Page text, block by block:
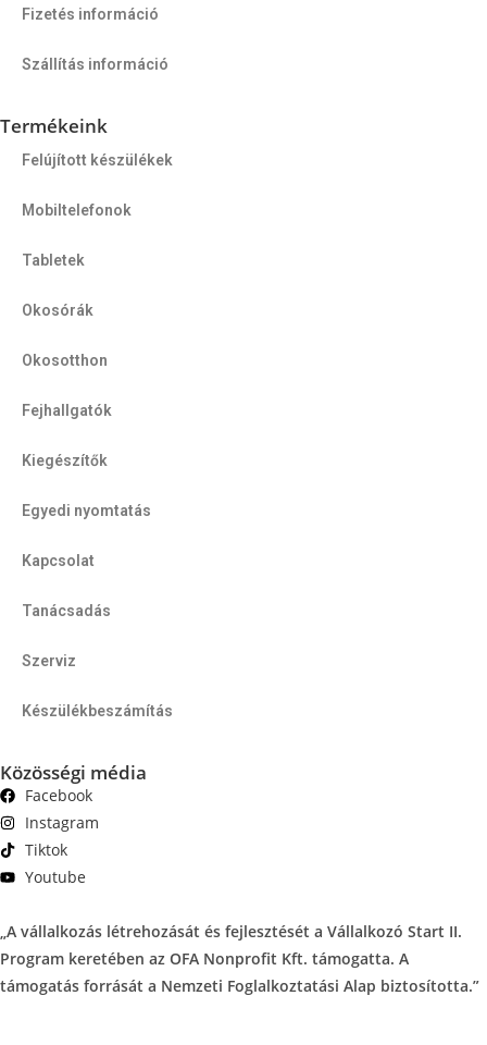
Fizetés információ
Szállítás információ
Termékeink
Felújított készülékek
Mobiltelefonok
Tabletek
Okosórák
Okosotthon
Fejhallgatók
Kiegészítők
Egyedi nyomtatás
Kapcsolat
Tanácsadás
Szerviz
Készülékbeszámítás
Közösségi média
Facebook
Instagram
Tiktok
Youtube
„A vállalkozás létrehozását és fejlesztését a Vállalkozó Start II.
Program keretében az OFA Nonprofit Kft. támogatta. A
támogatás forrását a Nemzeti Foglalkoztatási Alap biztosította.”